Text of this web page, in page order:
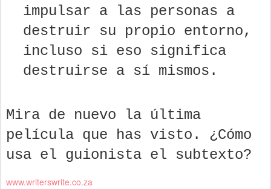
impulsar a las personas a
destruir su propio entorno,
incluso si eso significa
destruirse a sí mismos.
Mira de nuevo la última
película que has visto. ¿Cómo
usa el guionista el subtexto?
www.writerswrite.co.za